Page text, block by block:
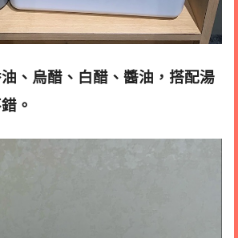
、烏醋、白醋、醬油，搭配湯
。